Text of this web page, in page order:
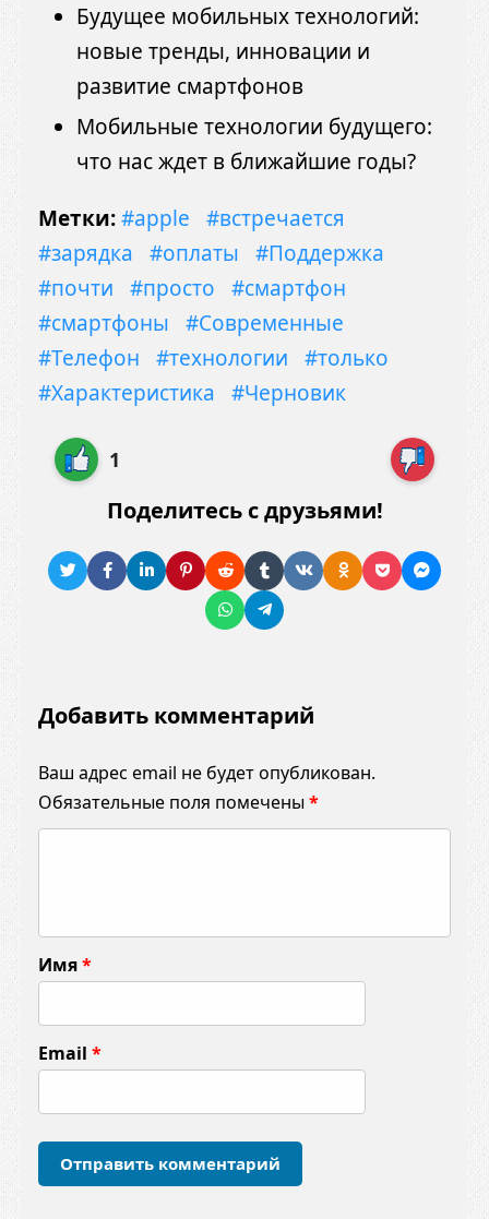
Будущее мобильных технологий:
новые тренды, инновации и
развитие смартфонов
Мобильные технологии будущего:
что нас ждет в ближайшие годы?
Метки:#apple
#встречается
#зарядка
#оплаты
#Поддержка
#почти
#просто
#смартфон
#смартфоны
#Современные
#Телефон
#технологии
#только
#Характеристика
#Черновик
1
Поделитесь с друзьями!
Добавить комментарий
Ваш адрес email не будет опубликован.
Обязательные поля помечены *
м
е
т
а
р
и
Имя*
Email *